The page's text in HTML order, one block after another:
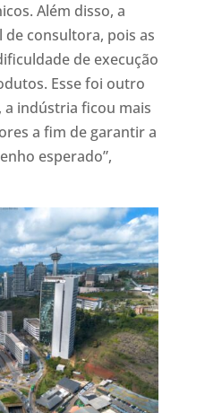
Além disso, a
consultora, pois as
de execução
Esse foi outro
indústria ficou mais
a fim de garantir a
esperado”,